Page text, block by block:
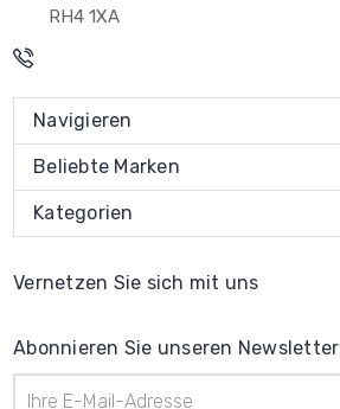
RH4 1XA
Navigieren
Beliebte Marken
Kategorien
Vernetzen Sie sich mit uns
Abonnieren Sie unseren Newsletter